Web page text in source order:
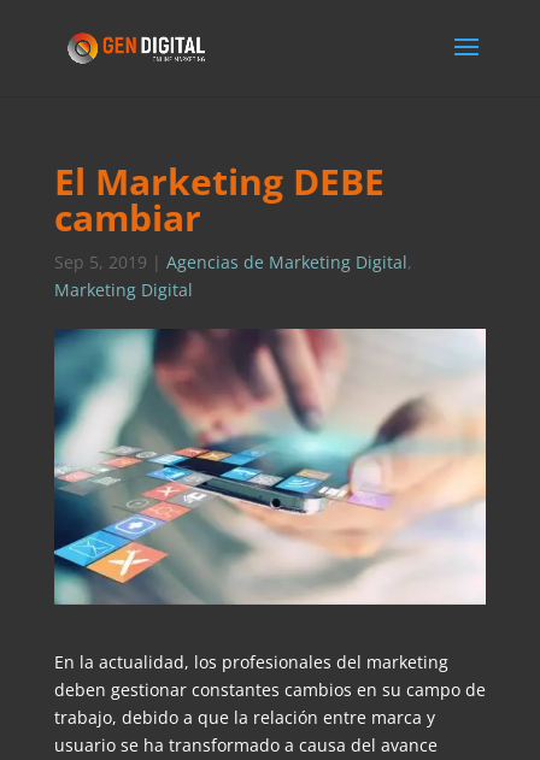
El Marketing DEBE
cambiar
Sep 5, 2019 | Agencias de Marketing Digital,
Marketing Digital
En la actualidad, los profesionales del marketing
deben gestionar constantes cambios en su campo de
trabajo, debido a que la relación entre marca y
usuario se ha transformado a causa del avance